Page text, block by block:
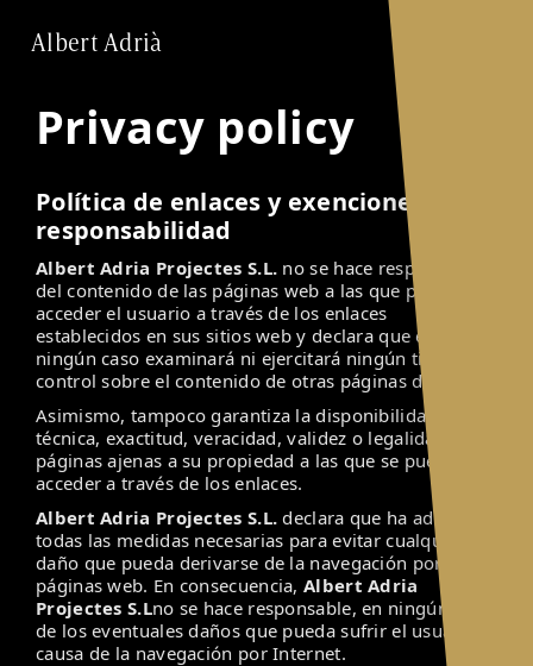
Albert Adrià
Privacy policy
Política de enlaces y exenciones de
responsabilidad
Albert Adria Projectes S.L. no se hace responsable
del contenido de las páginas web a las que pueda
acceder el usuario a través de los enlaces
establecidos en sus sitios web y declara que en
ningún caso examinará ni ejercitará ningún tipo de
control sobre el contenido de otras páginas de la red.
Asimismo, tampoco garantiza la disponibilidad
técnica, exactitud, veracidad, validez o legalidad de
páginas ajenas a su propiedad a las que se pueda
acceder a través de los enlaces.
Albert Adria Projectes S.L.declara que ha adoptado
todas las medidas necesarias para evitar cualquier
daño que pueda derivarse de la navegación por sus
páginas web. En consecuencia, Albert Adria
Projectes S.Lno se hace responsable, en ningún caso,
de los eventuales daños que pueda sufrir el usuario a
causa de la navegación por Internet.